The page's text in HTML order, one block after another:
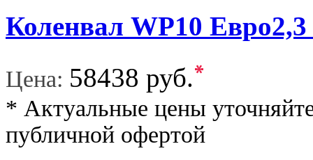
Коленвал WP10
Цена: 58438 руб.*
* Актуальные цены
публичной офертой